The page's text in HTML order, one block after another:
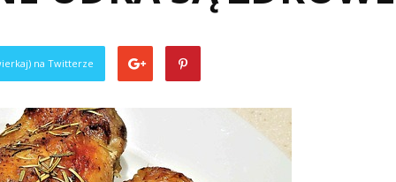
na Twitterze